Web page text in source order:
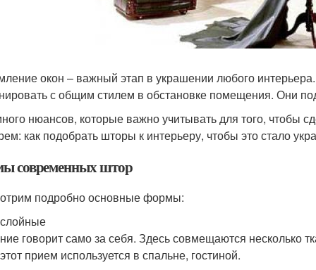
окон – важный этап в украшении любого
с общим стилем в обстановке помещения. Они
нюансов, которые важно учитывать для того, чтобы
как подобрать шторы к интерьеру, чтобы это стало
современных штор
подробно основные формы:
говорит само за себя. Здесь совмещаются несколько
прием используется в спальне, гостиной.